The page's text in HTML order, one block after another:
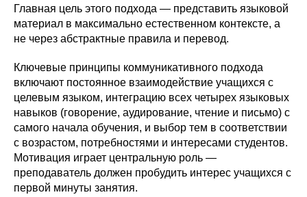
Главная цель этого подхода — представить языковой
материал в максимально естественном контексте, а
не через абстрактные правила и перевод.
Ключевые принципы коммуникативного подхода
включают постоянное взаимодействие учащихся с
целевым языком, интеграцию всех четырех языковых
навыков (говорение, аудирование, чтение и письмо) с
самого начала обучения, и выбор тем в соответствии
с возрастом, потребностями и интересами студентов.
Мотивация играет центральную роль —
преподаватель должен пробудить интерес учащихся с
первой минуты занятия.